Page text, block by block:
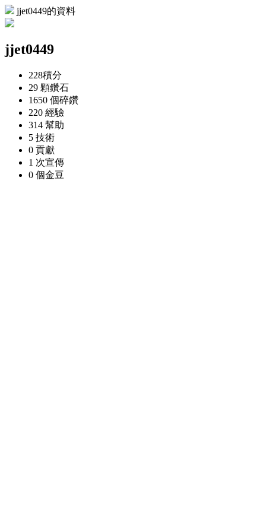
jjet0449的資料
jjet0449
228積分
29 顆鑽石
1650 個碎鑽
220 經驗
314 幫助
5 技術
0 貢獻
1 次宣傳
0 個金豆